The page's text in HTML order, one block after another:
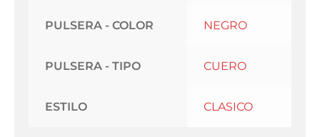
PULSERA - COLOR NEGRO
PULSERA - TIPO CUERO
ESTILO CLASICO